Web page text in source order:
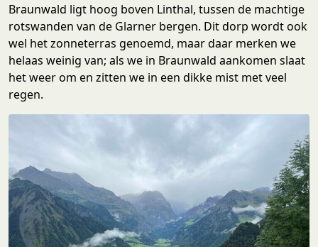
Braunwald ligt hoog boven Linthal, tussen de machtige
rotswanden van de Glarner bergen. Dit dorp wordt ook
wel het zonneterras genoemd, maar daar merken we
helaas weinig van; als we in Braunwald aankomen slaat
het weer om en zitten we in een dikke mist met veel
regen.